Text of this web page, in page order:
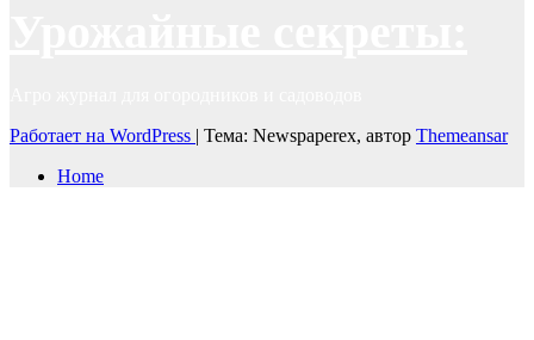
Работает на WordPress | Тема: Newspaperex, автор Themeansar
Home